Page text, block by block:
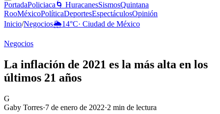
PortadaPoliciaca 🌀 HuracanesSismosQuintana
RooMéxicoPolíticaDeportesEspectáculosOpinión
Inicio/Negocios🌦️14°C· Ciudad de México
Negocios
La inflación de 2021 es la más alta en los
últimos 21 años
G
Gaby Torres·7 de enero de 2022·2 min de lectura